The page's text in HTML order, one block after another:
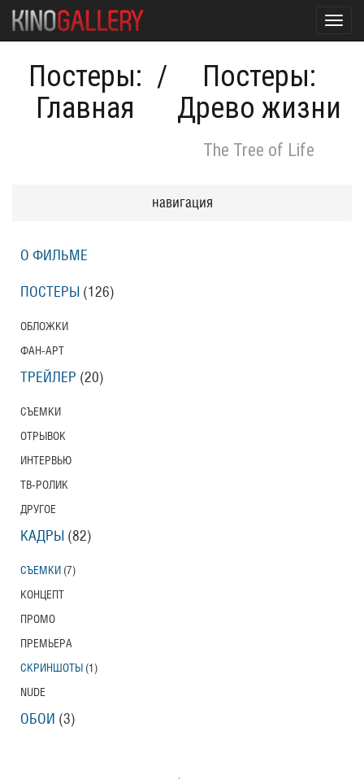
Постеры:
Главная
/
Постеры:
Древо жизни
The Tree of Life
навигация
О ФИЛЬМЕ
ПОСТЕРЫ (126)
ОБЛОЖКИ
ФАН-АРТ
ТРЕЙЛЕР (20)
СЪЕМКИ
ОТРЫВОК
ИНТЕРВЬЮ
ТВ-РОЛИК
ДРУГОЕ
КАДРЫ (82)
СЪЕМКИ (7)
КОНЦЕПТ
ПРОМО
ПРЕМЬЕРА
СКРИНШОТЫ (1)
NUDE
ОБОИ (3)